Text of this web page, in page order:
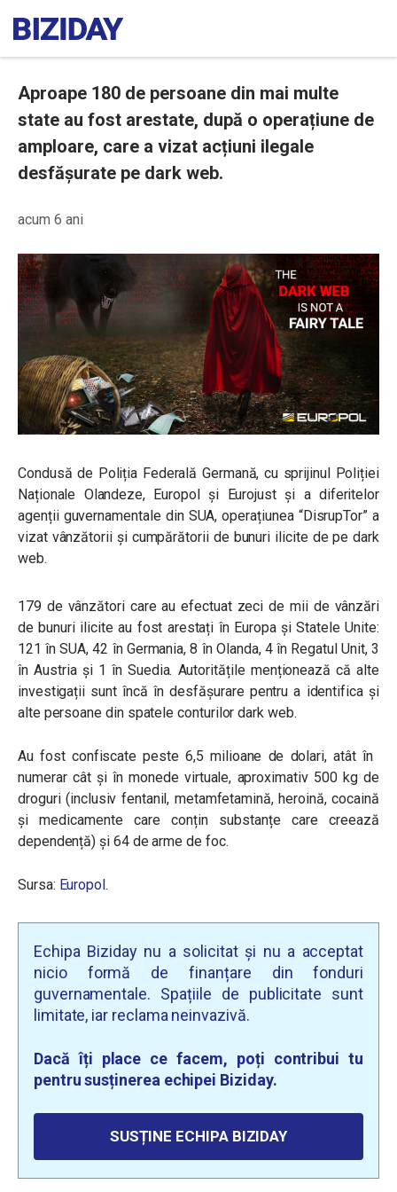
Aproape 180 de persoane din mai multe
state au fost arestate, după o operațiune de
amploare, care a vizat acțiuni ilegale
desfășurate pe dark web.
acum 6 ani
Condusă de Poliția Federală Germană, cu sprijinul Poliției
Naționale Olandeze, Europol și Eurojust și a diferitelor
agenții guvernamentale din SUA, operațiunea “DisrupTor” a
vizat vânzătorii și cumpărătorii de bunuri ilicite de pe dark
web.
179 de vânzători care au efectuat zeci de mii de vânzări
de bunuri ilicite au fost arestați în Europa și Statele Unite:
121 în SUA, 42 în Germania, 8 în Olanda, 4 în Regatul Unit, 3
în Austria și 1 în Suedia. Autoritățile menționează că alte
investigații sunt încă în desfășurare pentru a identifica și
alte persoane din spatele conturilor dark web.
Au fost confiscate peste 6,5 milioane de dolari, atât în ​​
numerar cât și în monede virtuale, aproximativ 500 kg de
droguri (inclusiv fentanil, metamfetamină, heroină, cocaină
și medicamente care conțin substanțe care creează
dependență) și 64 de arme de foc.
Sursa: Europol.
Echipa Biziday nu a solicitat și nu a acceptat
nicio formă de finanțare din fonduri
guvernamentale. Spațiile de publicitate sunt
limitate, iar reclama neinvazivă.
Dacă îți place ce facem, poți contribui tu
pentru susținerea echipei Biziday.
SUSȚINE ECHIPA BIZIDAY